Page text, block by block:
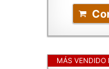
MÁS VENDIDO